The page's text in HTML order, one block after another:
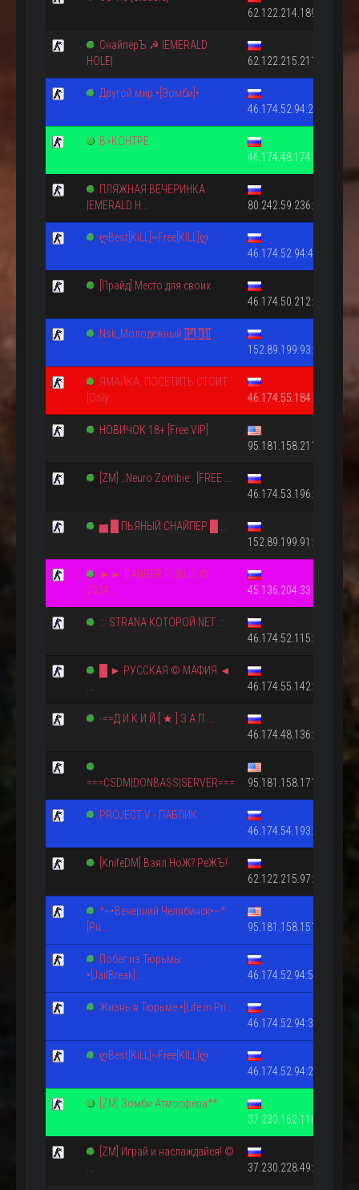
62.122.214.189:27015
СнайперЪ ☭ |EMERALD
HOLE|
62.122.215.211:27015
Другой мир •[Зомби]•
46.174.52.94:27015
В>КОНТРЕ
46.174.48.174:27015
ПЛЯЖНАЯ ВЕЧЕРИНКА
|EMERALD H...
80.242.59.236:27022
ღBest[KiLL]~Free[KILL]ღ
46.174.52.94:44444
[Прайд] Mесто для своих
46.174.50.212:27015
Nsk_Молодежный |͇̿P͇̿U͇̿B͇̿|...
152.89.199.93:27020
ЯМАЙКА, ПОСЕТИТЬ СТОИТ
[Only...
46.174.55.184:27015
НОВИЧОК 18+ [Free VIP]
95.181.158.211:27015
[ZM] .:Neuro Zombie:. [FREE ...
46.174.53.196:27015
▅ █ ПЬЯНЫЙ СНАЙПЕР █ ...
152.89.199.91:27027
►► DANGER PUBLIC ©
2024...
45.136.204.33:27015
::: STRАNА КOТОРОЙ NET :::
46.174.52.115:27015
█ ► РУССКАЯ © МАФИЯ ◄
46.174.55.142:27015
-==Д И К И Й [ ★ ] З А П ...
46.174.48.136:27015
===CSDM|DONBASS|SERVER=== 95.181.158.171:27015
PROJECT V - ПАБЛИК
46.174.54.193:27015
[KnifeDM] Взял НоЖ? РеЖЪ!
62.122.215.97:27015
*~•Вечерний Челябинск•~*
[Pu...
95.181.158.151:27027
Побег из Тюрьмы
•[JailBreak]...
46.174.52.94:55555
Жизнь в Тюрьме •[Life in Pri...
46.174.52.94:33333
ღBest[KiLL]~Free[KILL]ღ
46.174.52.94:22222
[ZM] Зомби Атмосфера**
37.230.162.118:27015
[ZM] Играй и наслаждайся! ©
37.230.228.49:27015